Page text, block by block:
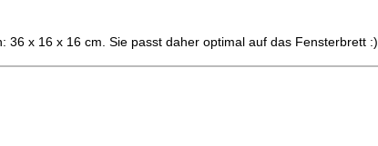
36 x 16 x 16 cm. Sie passt daher optimal auf das Fensterbrett :)